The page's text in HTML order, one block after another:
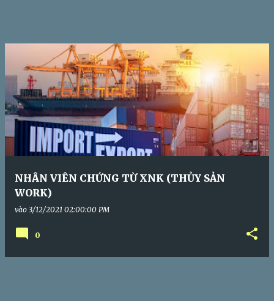
NHÂN VIÊN CHỨNG TỪ XNK (THỦY SẢN
WORK)
vào 3/12/2021 02:00:00 PM
0